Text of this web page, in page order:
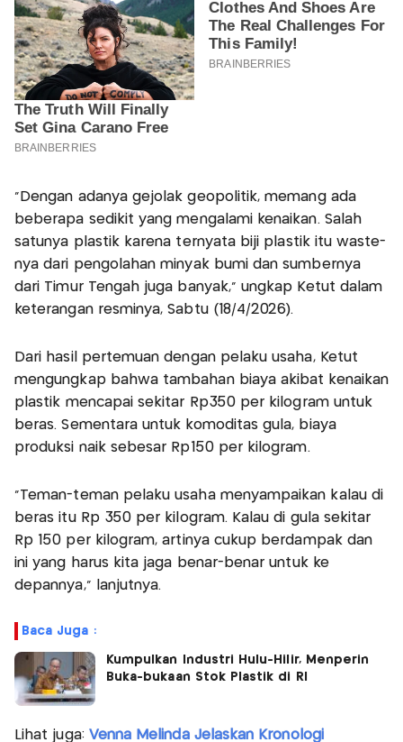
"Dengan adanya gejolak geopolitik, memang ada
beberapa sedikit yang mengalami kenaikan. Salah
satunya plastik karena ternyata biji plastik itu waste-
nya dari pengolahan minyak bumi dan sumbernya
dari Timur Tengah juga banyak," ungkap Ketut dalam
keterangan resminya, Sabtu (18/4/2026).
Dari hasil pertemuan dengan pelaku usaha, Ketut
mengungkap bahwa tambahan biaya akibat kenaikan
plastik mencapai sekitar Rp350 per kilogram untuk
beras. Sementara untuk komoditas gula, biaya
produksi naik sebesar Rp150 per kilogram.
"Teman-teman pelaku usaha menyampaikan kalau di
beras itu Rp 350 per kilogram. Kalau di gula sekitar
Rp 150 per kilogram, artinya cukup berdampak dan
ini yang harus kita jaga benar-benar untuk ke
depannya," lanjutnya.
Baca Juga :
Kumpulkan Industri Hulu-Hilir, Menperin
Buka-bukaan Stok Plastik di RI
Lihat juga: Venna Melinda Jelaskan Kronologi